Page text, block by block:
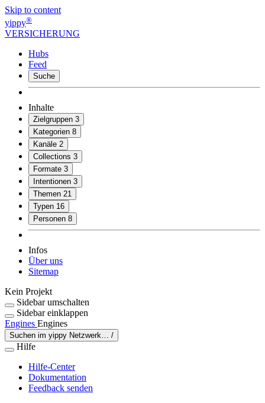
Skip to content
yippy®
VERSICHERUNG
Hubs
Feed
Suche
Inhalte
Zielgruppen 3
Kategorien 8
Kanäle 2
Collections 3
Formate 3
Intentionen 3
Themen 21
Typen 16
Personen 8
Infos
Über uns
Sitemap
Kein Projekt
Sidebar umschalten
Sidebar einklappen
Engines Engines
Suchen im yippy Netzwerk… /
Hilfe
Hilfe-Center
Dokumentation
Feedback senden